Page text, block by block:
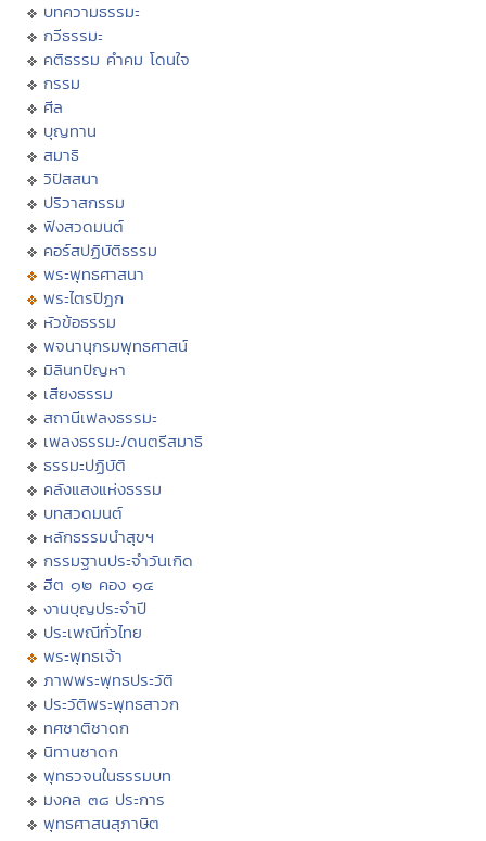
บทความธรรมะ
กวีธรรมะ
คติธรรม คำคม โดนใจ
กรรม
ศีล
บุญทาน
สมาธิ
วิปัสสนา
ปริวาสกรรม
ฟังสวดมนต์
คอร์สปฏิบัติธรรม
พระพุทธศาสนา
พระไตรปิฏก
หัวข้อธรรม
พจนานุกรมพุทธศาสน์
มิลินทปัญหา
เสียงธรรม
สถานีเพลงธรรมะ
เพลงธรรมะ/ดนตรีสมาธิ
ธรรมะปฏิบัติ
คลังแสงแห่งธรรม
บทสวดมนต์
หลักธรรมนำสุขฯ
กรรมฐานประจำวันเกิด
ฮีต ๑๒ คอง ๑๔
งานบุญประจำปี
ประเพณีทั่วไทย
พระพุทธเจ้า
ภาพพระพุทธประวัติ
ประวัติพระพุทธสาวก
ทศชาติชาดก
นิทานชาดก
พุทธวจนในธรรมบท
มงคล ๓๘ ประการ
พุทธศาสนสุภาษิต